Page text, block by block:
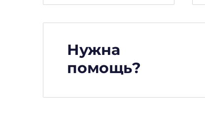
Нужна
помощь?